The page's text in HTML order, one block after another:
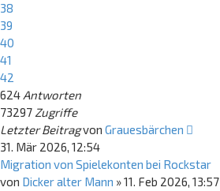
38
39
40
41
42
624 Antworten
73297 Zugriffe
Letzter Beitragvon Grauesbärchen
31. Mär 2026, 12:54
Migration von Spielekonten bei Rockstar
von Dicker alter Mann »11. Feb 2026, 13:57